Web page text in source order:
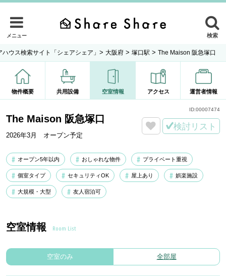
メニュー 検索
ハウス検索サイト「シェアシェア」 > 大阪府 > 塚口駅 > The Maison 阪急塚口
物件概要 共用設備 空室情報 アクセス 運営者情報
The Maison 阪急塚口
2026年3月 オープン予定
検討リスト
オープン5年以内 おしゃれな物件 プライベート重視
個室タイプ セキュリティOK 屋上あり 娯楽施設
大規模・大型 友人宿泊可
ID:00007474
空室情報 Room List
空室のみ 全部屋